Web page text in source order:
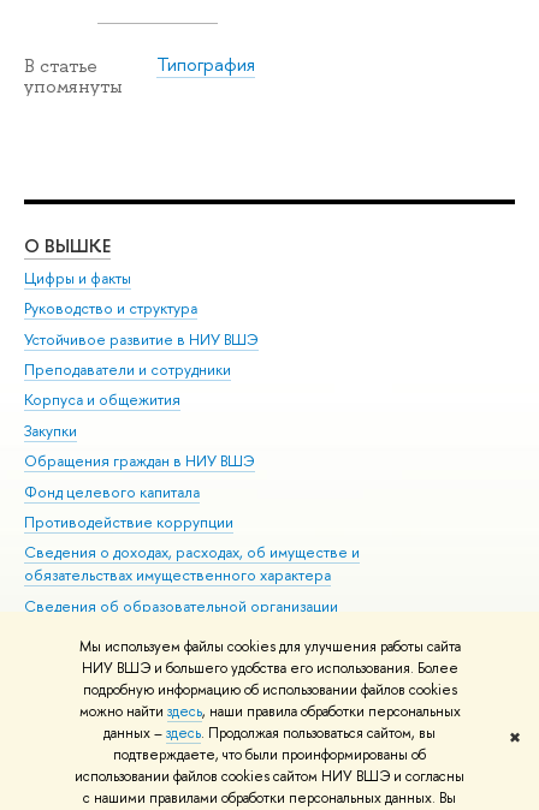
Мы используем файлы cookies для улучшения работы сайта
НИУ ВШЭ и большего удобства его использования. Более
подробную информацию об использовании файлов cookies
можно найти здесь, наши правила обработки персональных
данных –здесь. Продолжая пользоваться сайтом, вы
подтверждаете, что были проинформированы об
использовании файлов cookies сайтом НИУ ВШЭ и согласны
с нашими правилами обработки персональных данных. Вы
✖
В статье
упомянуты
Типография
О ВЫШКЕ
Цифры и факты
Руководство и структура
Устойчивое развитие в НИУ ВШЭ
Преподаватели и сотрудники
Корпуса и общежития
Закупки
Обращения граждан в НИУ ВШЭ
Фонд целевого капитала
Противодействие коррупции
Сведения о доходах, расходах, об имуществе и
обязательствах имущественного характера
Сведения об образовательной организации
Людям с ограниченными возможностями здоровья
Единая платежная страница
Работа в Вышке
© НИУ ВШЭ 1993–2026 Адреса и контакты Условия использования
материалов Политика конфиденциальности Карта сайта